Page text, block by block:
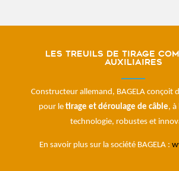
Les treuils de tirage
auxiliaires
Constructeur allemand, BAGELA conçoit
pour le tirage et déroulage de câble, à
technologie, robustes et
En savoir plus sur la société BAGELA :